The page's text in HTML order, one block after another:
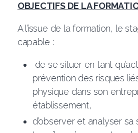
OBJECTIFS DE LA
A l’issue de la formation, le
capable :
de se situer en tant
prévention des risques
physique dans son
établissement,
d’observer et analyser sa